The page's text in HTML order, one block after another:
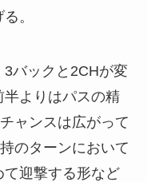
。
バックと2CHが変
よりはパスの精
ャンスは広がって
のターンにおいて
迎撃する形など